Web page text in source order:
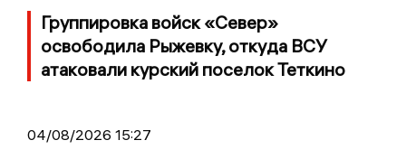
Группировка войск «Север»
освободила Рыжевку, откуда ВСУ
атаковали курский поселок Теткино
04/08/2026 15:27